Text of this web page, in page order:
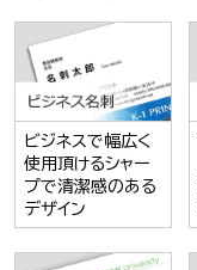
ビジネスで幅広く
使用頂けるシャー
プで清潔感のある
デザイン